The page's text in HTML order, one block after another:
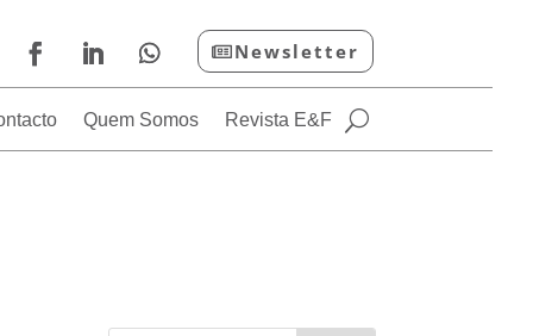
Newsletter
Quem Somos Revista E&F